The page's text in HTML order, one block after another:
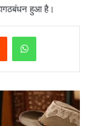
हुआ है।
Reddit WhatsApp